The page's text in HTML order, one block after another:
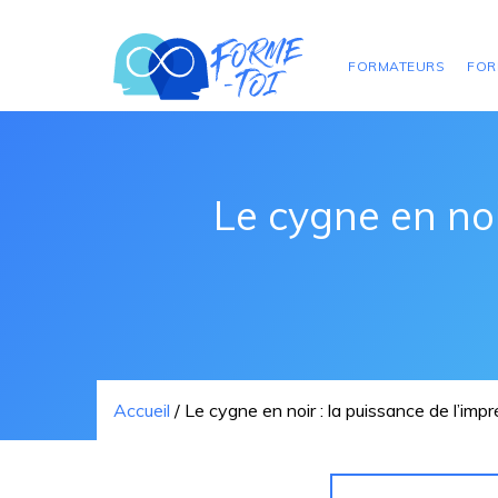
FORMATEURS
Le cygne en
Accueil / Le cygne en noir : la puissance de